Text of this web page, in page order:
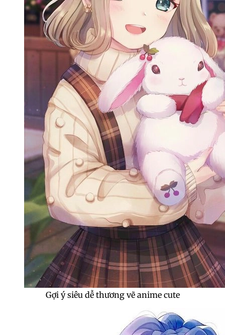
Gợi ý siêu dễ thương vẽ anime cute